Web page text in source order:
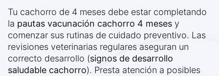
Tu cachorro de 4 meses debe estar completando
la pautas vacunación cachorro 4 meses y
comenzar sus rutinas de cuidado preventivo. Las
revisiones veterinarias regulares aseguran un
correcto desarrollo (signos de desarrollo
saludable cachorro). Presta atención a posibles